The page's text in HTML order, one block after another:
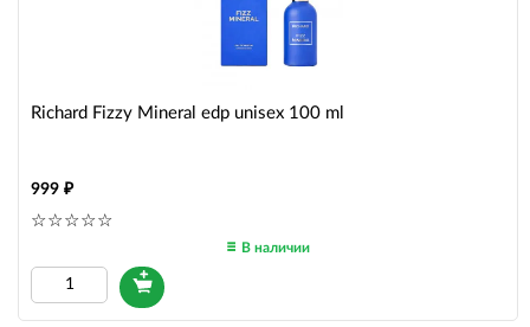
Richard Fizzy Mineral edp unisex 100 ml
999
В наличии